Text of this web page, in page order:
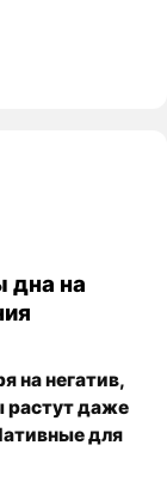
дна на
на негатив,
растут даже
для